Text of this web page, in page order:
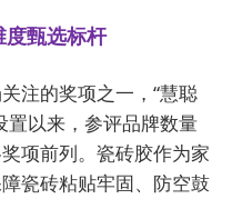
甄选标杆
注的奖项之一，“慧聪
置以来，参评品牌数量
项前列。瓷砖胶作为家
瓷砖粘贴牢固、防空鼓